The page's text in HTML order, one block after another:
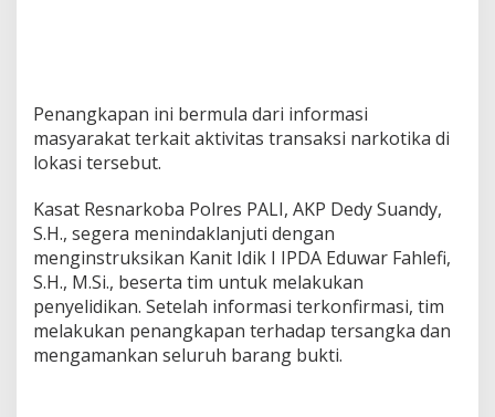
Penangkapan ini bermula dari informasi
masyarakat terkait aktivitas transaksi narkotika di
lokasi tersebut.
Kasat Resnarkoba Polres PALI, AKP Dedy Suandy,
S.H., segera menindaklanjuti dengan
menginstruksikan Kanit Idik I IPDA Eduwar Fahlefi,
S.H., M.Si., beserta tim untuk melakukan
penyelidikan. Setelah informasi terkonfirmasi, tim
melakukan penangkapan terhadap tersangka dan
mengamankan seluruh barang bukti.